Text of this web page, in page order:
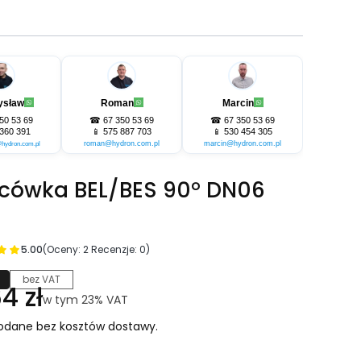
53 69
391
Roman
☎ 67 350 53 69
📱 575 887 703
roman@hydron.com.pl
Marcin
☎ 67 350 53 69
📱 530 454 305
marcin@hydron.com.pl
BEL/BES 90° DN06
5.00(Oceny: 2 Recenzje: 0)
bez VAT
złw tym 23% VAT
w tym 23% VAT
bez kosztów dostawy.